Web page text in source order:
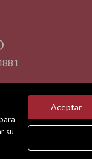
su
Aceptar